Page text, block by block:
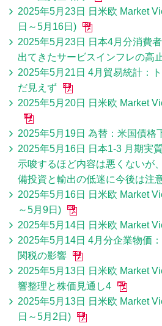
2025年5月23日 日米欧 Market
日～5月16日)
2025年5月23日 日本4月分消費
出てきたサービスインフレの高
2025年5月21日 4月貿易統計：
だ見えず
2025年5月20日 日米欧 Market
2025年5月19日 為替：米国債格
2025年5月16日 日本1-3 月期実
示唆するほど内容は悪くないが
備投資と輸出の低迷に今後は注
2025年5月16日 日米欧 Market
～5月9日)
2025年5月14日 日米欧 Market
2025年5月14日 4月分企業物価
関税の影響
2025年5月13日 日米欧 Market
響整理と株価見通し4
2025年5月13日 日米欧 Market
日～5月2日)